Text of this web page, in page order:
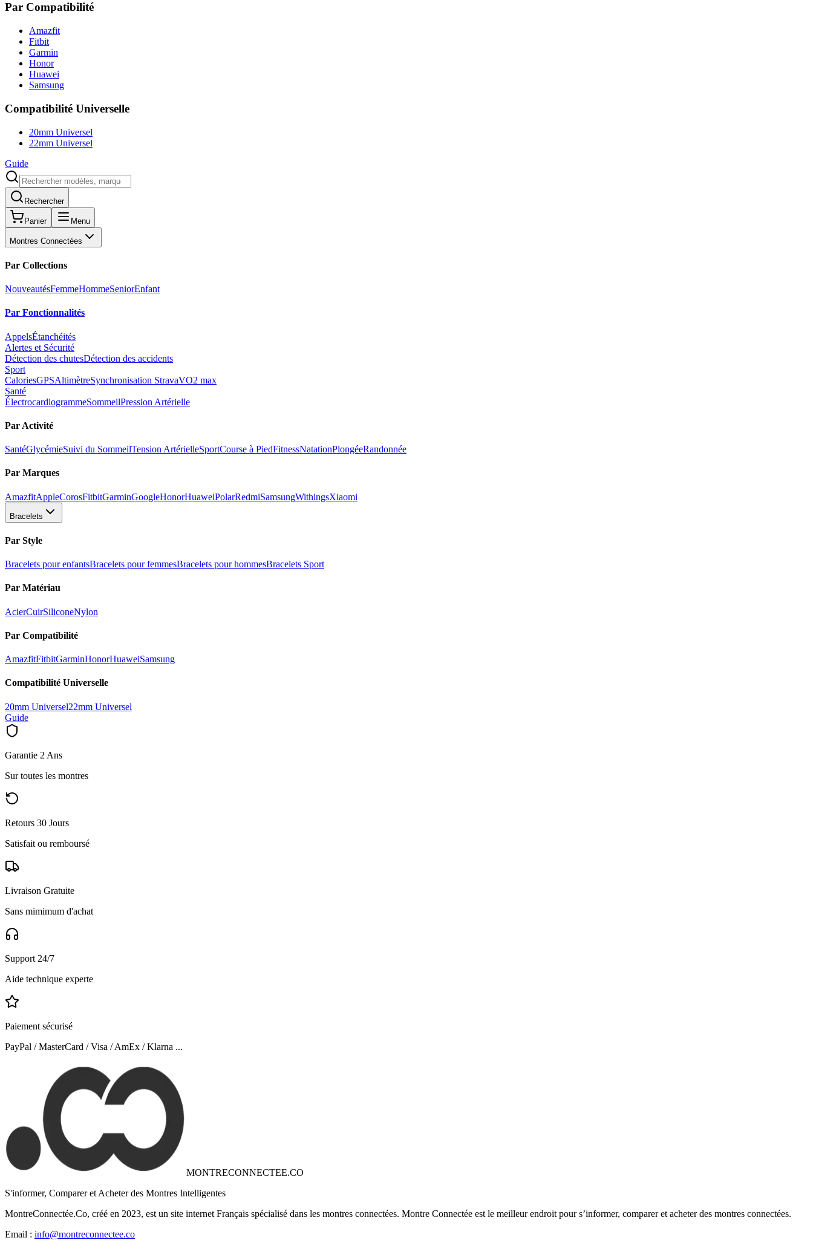
Par Compatibilité
Amazfit
Fitbit
Garmin
Honor
Huawei
Samsung
Compatibilité Universelle
20mm Universel
22mm Universel
Guide
Rechercher
Panier Menu
Montres Connectées
Par Collections
NouveautésFemmeHommeSeniorEnfant
Par Fonctionnalités
AppelsÉtanchéités
Alertes et Sécurité
Détection des chutesDétection des accidents
Sport
CaloriesGPSAltimètreSynchronisation StravaVO2 max
Santé
ÉlectrocardiogrammeSommeilPression Artérielle
Par Activité
SantéGlycémieSuivi du SommeilTension ArtérielleSportCourse à PiedFitnessNatationPlongéeRandonnée
Par Marques
AmazfitAppleCorosFitbitGarminGoogleHonorHuaweiPolarRedmiSamsungWithingsXiaomi
Bracelets
Par Style
Bracelets pour enfantsBracelets pour femmesBracelets pour hommesBracelets Sport
Par Matériau
AcierCuirSiliconeNylon
Par Compatibilité
AmazfitFitbitGarminHonorHuaweiSamsung
Compatibilité Universelle
20mm Universel22mm Universel
Guide
Garantie 2 Ans
Sur toutes les montres
Retours 30 Jours
Satisfait ou remboursé
Livraison Gratuite
Sans mimimum d'achat
Support 24/7
Aide technique experte
Paiement sécurisé
PayPal / MasterCard / Visa / AmEx / Klarna ...
MONTRECONNECTEE.CO
S'informer, Comparer et Acheter des Montres Intelligentes
MontreConnectée.Co, créé en 2023, est un site internet Français spécialisé dans les montres connectées. Montre Connectée est le meilleur endroit pour s’informer, comparer et acheter des montres connectées.
Email : info@montreconnectee.co